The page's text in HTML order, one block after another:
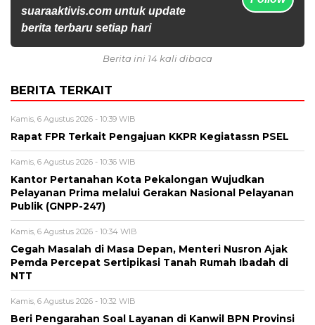
suaraaktivis.com untuk update
berita terbaru setiap hari
Berita ini 14 kali dibaca
BERITA TERKAIT
Kamis, 6 Agustus 2026 - 10:39 WIB
Rapat FPR Terkait Pengajuan KKPR Kegiatassn PSEL
Kamis, 6 Agustus 2026 - 10:36 WIB
Kantor Pertanahan Kota Pekalongan Wujudkan
Pelayanan Prima melalui Gerakan Nasional Pelayanan
Publik (GNPP-247)
Kamis, 6 Agustus 2026 - 10:34 WIB
Cegah Masalah di Masa Depan, Menteri Nusron Ajak
Pemda Percepat Sertipikasi Tanah Rumah Ibadah di
NTT
Kamis, 6 Agustus 2026 - 10:32 WIB
Beri Pengarahan Soal Layanan di Kanwil BPN Provinsi